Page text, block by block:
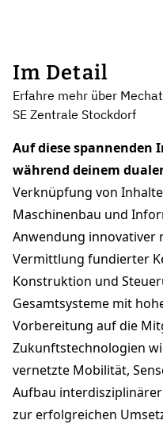
Im Detail
Erfahre mehr über
SE Zentrale Stockdorf
Auf diese spannenden
während deinem
Verknüpfung von
Maschinenbau und
Anwendung innovativer
Vermittlung fundierter
Konstruktion und
Gesamtsysteme mit
Vorbereitung auf die
Zukunftstechnologien
vernetzte Mobilität,
Aufbau
zur erfolgreichen